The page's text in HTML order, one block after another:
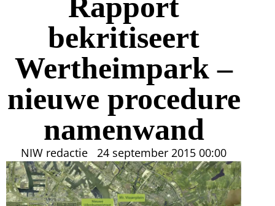
bekritiseert
Wertheimpark –
nieuwe procedure
namenwand
NIW redactie 24 september 2015 00:00